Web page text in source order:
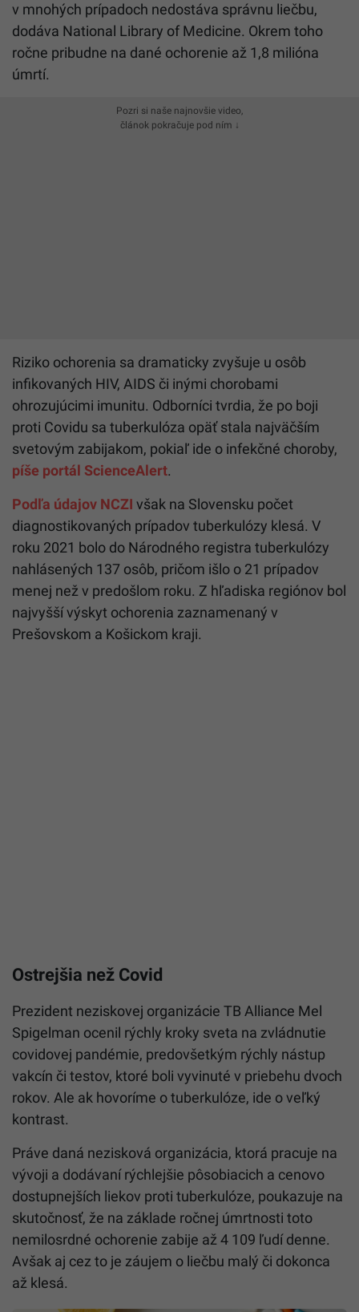
v mnohých prípadoch nedostáva správnu liečbu,
dodáva National Library of Medicine. Okrem toho
ročne pribudne na dané ochorenie až 1,8 milióna
úmrtí.
Pozri si naše najnovšie video,
článok pokračuje pod ním ↓
Riziko ochorenia sa dramaticky zvyšuje u osôb
infikovaných HIV, AIDS či inými chorobami
ohrozujúcimi imunitu. Odborníci tvrdia, že po boji
proti Covidu sa tuberkulóza opäť stala najväčším
svetovým zabijakom, pokiaľ ide o infekčné choroby,
píše portál ScienceAlert.
Podľa údajov NCZI však na Slovensku počet
diagnostikovaných prípadov tuberkulózy klesá. V
roku 2021 bolo do Národného registra tuberkulózy
nahlásených 137 osôb, pričom išlo o 21 prípadov
menej než v predošlom roku. Z hľadiska regiónov bol
najvyšší výskyt ochorenia zaznamenaný v
Prešovskom a Košickom kraji.
Ostrejšia než Covid
Prezident neziskovej organizácie TB Alliance Mel
Spigelman ocenil rýchly kroky sveta na zvládnutie
covidovej pandémie, predovšetkým rýchly nástup
vakcín či testov, ktoré boli vyvinuté v priebehu dvoch
rokov. Ale ak hovoríme o tuberkulóze, ide o veľký
kontrast.
Práve daná nezisková organizácia, ktorá pracuje na
vývoji a dodávaní rýchlejšie pôsobiacich a cenovo
dostupnejších liekov proti tuberkulóze, poukazuje na
skutočnosť, že na základe ročnej úmrtnosti toto
nemilosrdné ochorenie zabije až 4 109 ľudí denne.
Avšak aj cez to je záujem o liečbu malý či dokonca
až klesá.